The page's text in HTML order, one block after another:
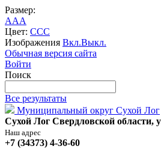
Размер:
AAA
Цвет: CCC
Изображения Вкл.Выкл.
Обычная версия сайта
Войти
Поиск
Все результаты
Муниципальный округ Сухой Лог
Сухой Лог Свердловской области,
Наш адрес
+7 (34373) 4-36-60